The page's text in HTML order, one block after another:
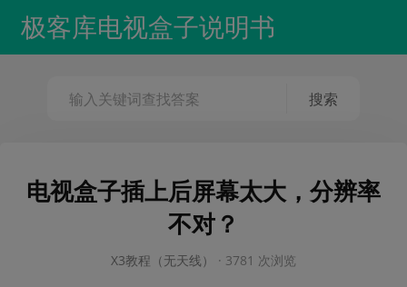
极客库电视盒子说明书
电视盒子插上后屏幕太大，分辨率
不对？
X3教程（无天线） · 3781 次浏览